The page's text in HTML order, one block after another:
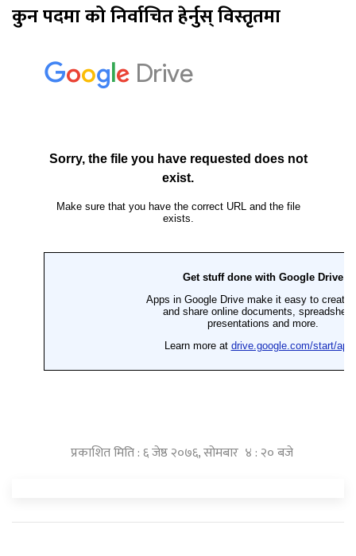
कुन पदमा को निर्वाचित हेर्नुस् विस्तृतमा
प्रकाशित मिति : ६ जेष्ठ २०७६, सोमबार ४ : २० बजे